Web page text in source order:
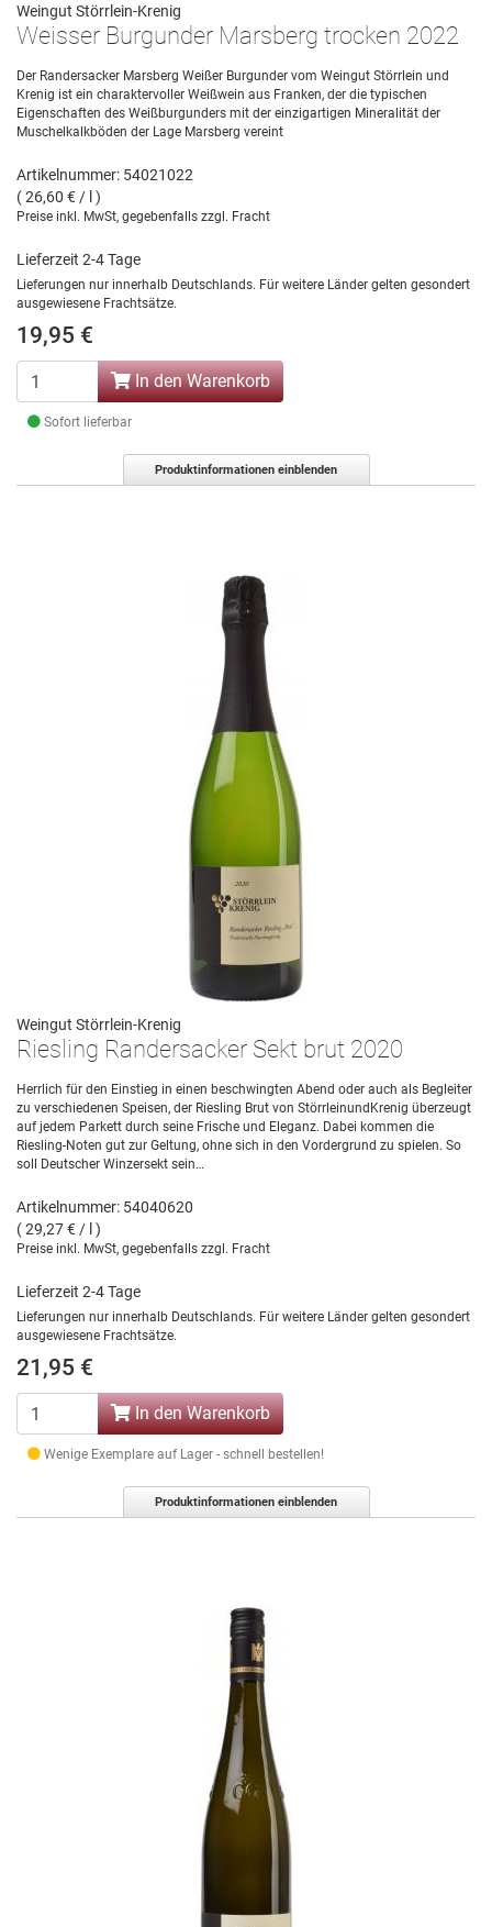
Weingut Störrlein-Krenig
Weisser Burgunder Marsberg trocken 2022
Der Randersacker Marsberg Weißer Burgunder vom Weingut Störrlein und
Krenig ist ein charaktervoller Weißwein aus Franken, der die typischen
Eigenschaften des Weißburgunders mit der einzigartigen Mineralität der
Muschelkalkböden der Lage Marsberg vereint
Artikelnummer: 54021022
( 26,60 € / l )
Preise inkl. MwSt, gegebenfalls zzgl. Fracht
Lieferzeit 2-4 Tage
Lieferungen nur innerhalb Deutschlands. Für weitere Länder gelten gesondert
ausgewiesene Frachtsätze.
19,95 €
In den Warenkorb
Sofort lieferbar
Produktinformationen einblenden
Weingut Störrlein-Krenig
Riesling Randersacker Sekt brut 2020
Herrlich für den Einstieg in einen beschwingten Abend oder auch als Begleiter
zu verschiedenen Speisen, der Riesling Brut von StörrleinundKrenig überzeugt
auf jedem Parkett durch seine Frische und Eleganz. Dabei kommen die
Riesling-Noten gut zur Geltung, ohne sich in den Vordergrund zu spielen. So
soll Deutscher Winzersekt sein…
Artikelnummer: 54040620
( 29,27 € / l )
Preise inkl. MwSt, gegebenfalls zzgl. Fracht
Lieferzeit 2-4 Tage
Lieferungen nur innerhalb Deutschlands. Für weitere Länder gelten gesondert
ausgewiesene Frachtsätze.
21,95 €
In den Warenkorb
Wenige Exemplare auf Lager - schnell bestellen!
Produktinformationen einblenden